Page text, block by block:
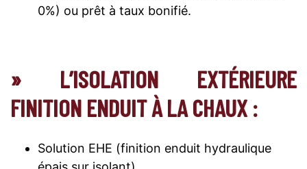
0%) ou prêt à taux bonifié.
» L’ISOLATION EXTÉRIEURE
FINITION ENDUIT À LA CHAUX :
Solution EHE (finition enduit hydraulique